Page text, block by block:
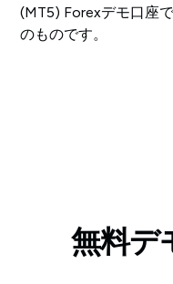
(MT5) Forexデモ口座
のものです。
無料デ